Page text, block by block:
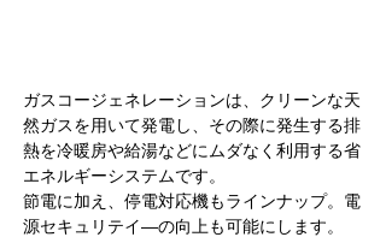
ガスコージェネレーションは、クリーンな天
然ガスを用いて発電し、その際に発生する排
熱を冷暖房や給湯などにムダなく利用する省
エネルギーシステムです。
節電に加え、停電対応機もラインナップ。電
源セキュリテイ―の向上も可能にします。